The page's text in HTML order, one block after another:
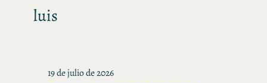
luis
19 de julio de 2026